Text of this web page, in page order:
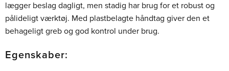
lægger beslag dagligt, men stadig har brug for et robust og
pålideligt værktøj. Med plastbelagte håndtag giver den et
behageligt greb og god kontrol under brug.
Egenskaber: